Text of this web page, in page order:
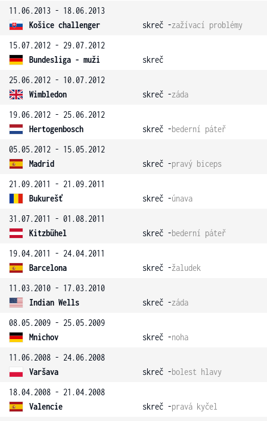
11.06.2013 - 18.06.2013
Košice challenger
skreč -zažívací problémy
15.07.2012 - 29.07.2012
Bundesliga - muži
skreč
25.06.2012 - 10.07.2012
Wimbledon
skreč -záda
19.06.2012 - 25.06.2012
Hertogenbosch
skreč -bederní páteř
05.05.2012 - 15.05.2012
Madrid
skreč -pravý biceps
21.09.2011 - 21.09.2011
Bukurešť
skreč -únava
31.07.2011 - 01.08.2011
Kitzbühel
skreč -bederní páteř
19.04.2011 - 24.04.2011
Barcelona
skreč -žaludek
11.03.2010 - 17.03.2010
Indian Wells
skreč -záda
08.05.2009 - 25.05.2009
Mnichov
skreč -noha
11.06.2008 - 24.06.2008
Varšava
skreč -bolest hlavy
18.04.2008 - 21.04.2008
Valencie
skreč -pravá kyčel